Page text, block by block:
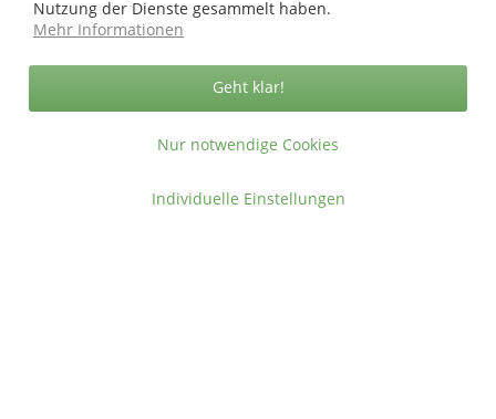
Nutzung der Dienste gesammelt haben.
Mehr Informationen
Nur notwendige Cookies
Geht klar!
Individuelle Einstellungen